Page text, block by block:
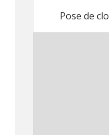
Pose de